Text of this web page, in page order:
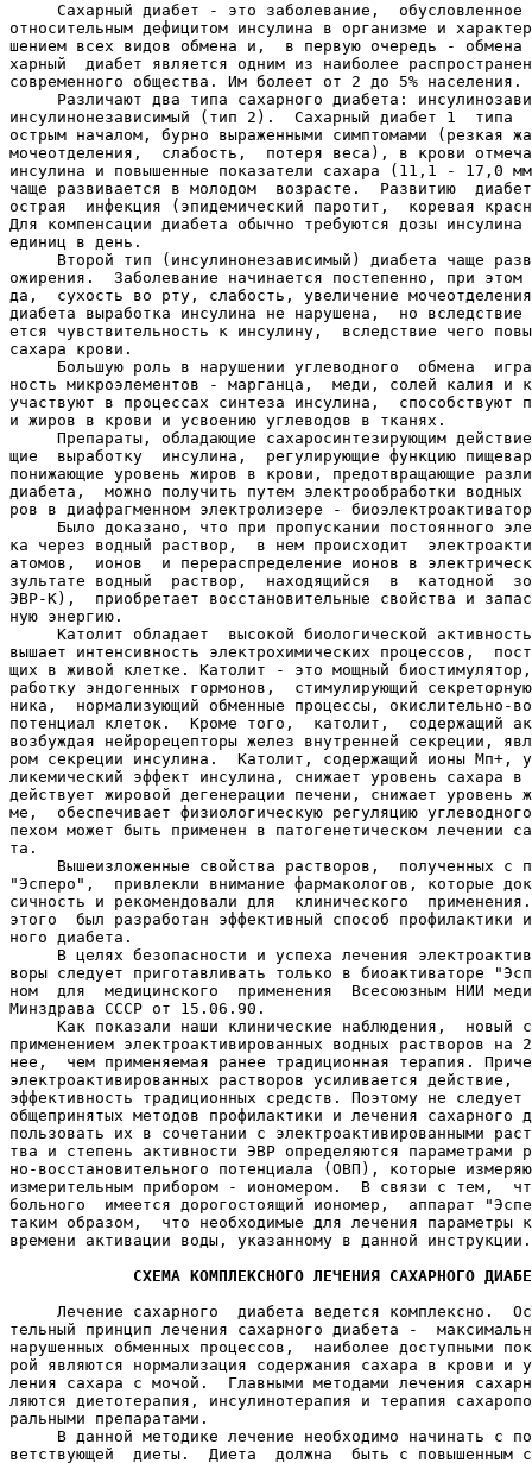
Сахарный диабет - это заболевание,  обусловленное
относительным дефицитом инсулина в организме и
шением всех видов обмена и,  в первую очередь -
харный  диабет является одним из наиболее
современного общества. Им болеет от 2 до 5% населения.
Различают два типа сахарного диабета:
инсулинонезависимый (тип 2).  Сахарный диабет 1  типа
острым началом, бурно выраженными симптомами (резкая
мочеотделения,  слабость,  потеря веса), в крови
инсулина и повышенные показатели сахара (11,1 - 17,0
чаще развивается в молодом  возрасте.  Развитию
острая  инфекция (эпидемический паротит,  коревая
Для компенсации диабета обычно требуются дозы
единиц в день.
Второй тип (инсулинонезависимый) диабета чаще
ожирения.  Заболевание начинается постепенно, при этом
да,  сухость во рту, слабость, увеличение
диабета выработка инсулина не нарушена,  но вследствие
ется чувствительность к инсулину,  вследствие чего
сахара крови.
Большую роль в нарушении углеводного  обмена
ность микроэлементов - марганца,  меди, солей калия и
участвуют в процессах синтеза инсулина,  способствуют
и жиров в крови и усвоению углеводов в тканях.
Препараты, обладающие сахаросинтезирующим
щие  выработку  инсулина,  регулирующие функцию
понижающие уровень жиров в крови, предотвращающие
диабета,  можно получить путем электрообработки водных
ров в диафрагменном электролизере -
Было доказано, что при пропускании постоянного
ка через водный раствор,  в нем происходит
атомов,  ионов  и перераспределение ионов в
зультате водный  раствор,  находящийся  в  катодной
ЭВР-К),  приобретает восстановительные свойства и
ную энергию.
Католит обладает  высокой биологической
вышает интенсивность электрохимических процессов,
щих в живой клетке. Католит - это мощный
работку эндогенных гормонов,  стимулирующий
ника,  нормализующий обменные процессы, окислительно-
потенциал клеток.  Кроме того,  католит,  содержащий
возбуждая нейрорецепторы желез внутренней секреции,
ром секреции инсулина.  Католит, содержащий ионы Мп+,
ликемический эффект инсулина, снижает уровень сахара
действует жировой дегенерации печени, снижает уровень
ме,  обеспечивает физиологическую регуляцию
пехом может быть применен в патогенетическом лечении
та.
Вышеизложенные свойства растворов,  полученных с
"Эсперо",  привлекли внимание фармакологов, которые
сичность и рекомендовали для  клинического
этого  был разработан эффективный способ профилактики
ного диабета.
В целях безопасности и успеха лечения
воры следует приготавливать только в биоактиваторе
ном  для  медицинского  применения  Всесоюзным НИИ
Минздрава СССР от 15.06.90.
Как показали наши клинические наблюдения,  новый
применением электроактивированных водных растворов на
нее,  чем применяемая ранее традиционная терапия.
электроактивированных растворов усиливается
эффективность традиционных средств. Поэтому не следует
общепринятых методов профилактики и лечения
пользовать их в сочетании с электроактивированными
тва и степень активности ЭВР определяются параметрами
но-восстановительного потенциала (ОВП), которые
измерительным прибором - иономером.  В связи с тем,
больного  имеется дорогостоящий иономер,  аппарат
таким образом,  что необходимые для лечения параметры
времени активации воды, указанному в данной инструкции.
СХЕМА КОМПЛЕКСНОГО ЛЕЧЕНИЯ САХАРНОГО
Лечение сахарного  диабета ведется комплексно.
тельный принцип лечения сахарного диабета -
нарушенных обменных процессов,  наиболее доступными
рой являются нормализация содержания сахара в крови и
ления сахара с мочой.  Главными методами лечения
ляются диетотерапия, инсулинотерапия и терапия
ральными препаратами.
В данной методике лечение необходимо начинать с
ветствующей  диеты.  Диета  должна  быть с повышенным